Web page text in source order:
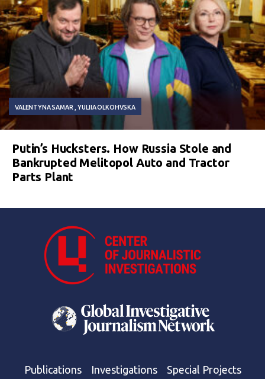
VALENTYNA SAMAR YULIIA OLKOHVSKA
Putin’s Hucksters. How Russia Stole and
Bankrupted Melitopol Auto and Tractor
Parts Plant
Publications Investigations Special Projects